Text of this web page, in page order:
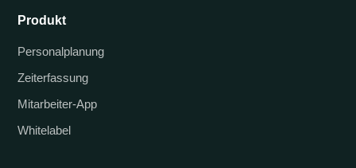
Produkt
Personalplanung
Zeiterfassung
Mitarbeiter-App
Whitelabel